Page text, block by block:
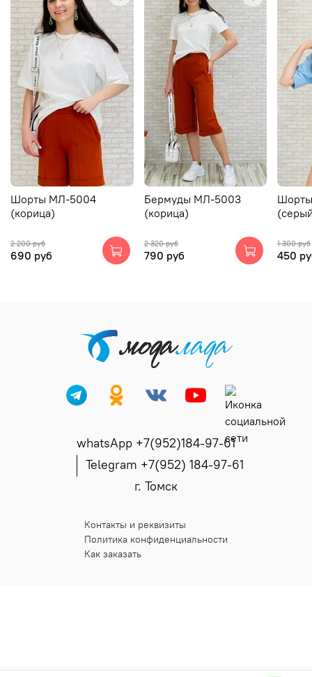
Шорты МЛ-5004
(корица)
2 200 руб
690 руб
Бермуды МЛ-5003
(корица)
2 320 руб
790 руб
1 300 руб
450
whatsApp +7(952)184-97-61
Telegram +7(952) 184-97-61
г. Томск
Контакты и реквизиты
Политика конфиденциальности
Как заказать